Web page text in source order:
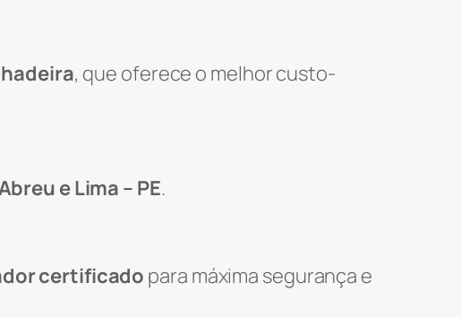
, que oferece o melhor custo-
e Lima – PE.
certificado para máxima segurança e